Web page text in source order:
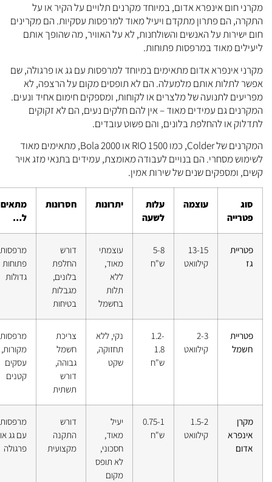
מקרני חום אינפרא אדום, במיוחד מקרנים תלויים על הקיר או על
התקרה, הם פתרון מתקדם ויעיל מאוד למרפסות עסקיות. הם מקרינים
חום ישירות על האנשים והשולחנות, לא על האוויר, מה שהופך אותם
ליעילים מאוד במרפסות פתוחות.
מקרני אינפרא אדום מתאימים במיוחד למרפסות עם גג או פרגולה, שם
אפשר לתלות אותם מלמעלה. הם לא תופסים מקום על הרצפה, לא
מפריעים לתנועה של מלצרים או לקוחות, ומספקים חימום אחיד ונעים.
המקרנים גם עמידים מאוד – אין להם חלקים נעים, הם לא זקוקים
לתדלוק או להחלפת בלונים, והם פשוט עובדים.
המקרנים של Colder, כמו RIO 1500 או Bola 2000, מתאימים מאוד
לשימוש מסחרי. הם בנויים לעבודה מאומצת, עמידים בתנאי מזג אויר
קשים, ומספקים שנים של שירות אמין.
סוג
פטרייה
עוצמה
עלות
לשעה
יתרונות חסרונות
מתאים
ל…
פטריית
13-15
קילוואט
5-8
ש"ח
עוצמתי
מאוד,
ללא
תלות
בחשמל
דורש
החלפת
בלונים,
מגבלות
בטיחות
מרפסות
פתוחות
גדולות
פטריית
חשמל
2-3
קילוואט
1.2-
1.8
ש"ח
נקי, ללא
תחזוקה,
שקט
צריכת
חשמל
גבוהה,
דורש
תשתית
מרפסות
מקורות,
עסקים
קטנים
מקרן
אינפרא
אדום
1.5-2
קילוואט
0.75-1
ש"ח
יעיל
מאוד,
חסכוני,
לא תופס
מקום
דורש
התקנה
מקצועית
מרפסות
עם גג או
פרגולה